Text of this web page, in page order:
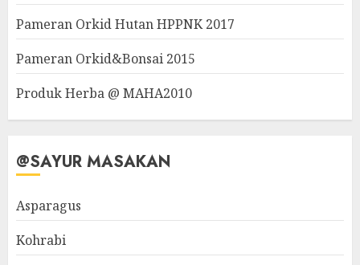
Pameran Orkid Hutan HPPNK 2017
Pameran Orkid&Bonsai 2015
Produk Herba @ MAHA2010
@SAYUR MASAKAN
Asparagus
Kohrabi